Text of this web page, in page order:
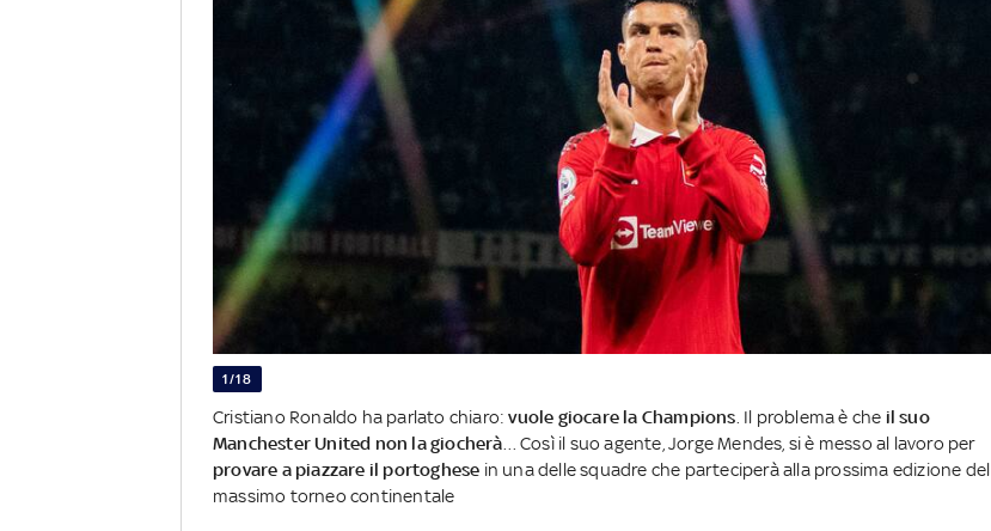
1/18
Cristiano Ronaldo ha parlato chiaro:vuole giocare la Champions. Il problema è che il suo
Manchester United non la giocherà… Così il suo agente, Jorge Mendes, si è messo al lavoro per
provare a piazzare il portoghese in una delle squadre che parteciperà alla prossima edizione del
massimo torneo continentale